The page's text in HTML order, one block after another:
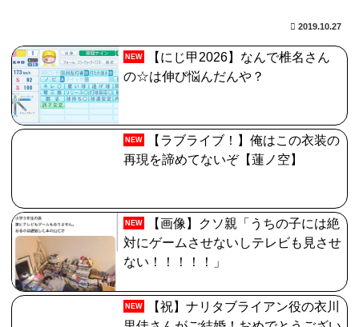
【FGO】絆16のメリットが全然出てこないけど、普通に
石がハチャメチャに貰えるとかそんな感じ？
2019.10.27
NEW
【にじ甲2026】なんで椎名さん
の☆は伸び悩んだんや？
NEW
【ラブライブ！】俺はこの衣装の
再現を諦めてないぞ【蓮ノ空】
NEW
【画像】クソ親「うちの子には絶
対にゲームさせないしテレビも見させ
ない！！！！！」
NEW
【祝】ナリタブライアン役の衣川